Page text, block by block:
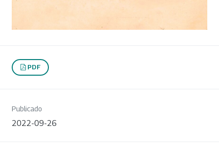
PDF
Publicado
2022-09-26